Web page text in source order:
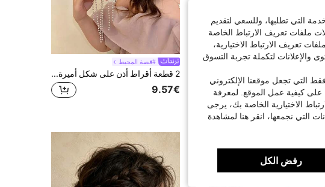
Girls' hair accessories
4.38€
#قصة المحيط
2 قطعة أقراط أذن على شكل أميرة حورية البحر مزينة بشرابات من اللؤلؤ، إكسسوارات نسائية لأجواء عطلة الشاطئ
9.57€
التي تطلبها، وللسعي لتقديم
ملفات تعريف الارتباط الخاصة
تعريف الارتباط الاختيارية،
والإعلانات لتكملة تجربة التسوق
التي تجعل موقعنا الإلكتروني
كيفية عمل الموقع. لمعرفة
الاختيارية الخاصة بك، يرجى
التي نجمعها، انقر هنا لمشاهدة
رفض الكل